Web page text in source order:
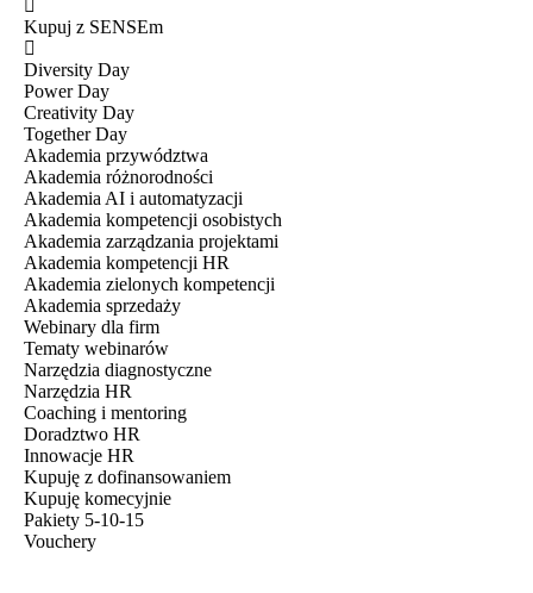
Kupuj z SENSEm
Diversity Day
Power Day
Creativity Day
Together Day
Akademia przywództwa
Akademia różnorodności
Akademia AI i automatyzacji
Akademia kompetencji osobistych
Akademia zarządzania projektami
Akademia kompetencji HR
Akademia zielonych kompetencji
Akademia sprzedaży
Webinary dla firm
Tematy webinarów
Narzędzia diagnostyczne
Narzędzia HR
Coaching i mentoring
Doradztwo HR
Innowacje HR
Kupuję z dofinansowaniem
Kupuję komecyjnie
Pakiety 5-10-15
Vouchery